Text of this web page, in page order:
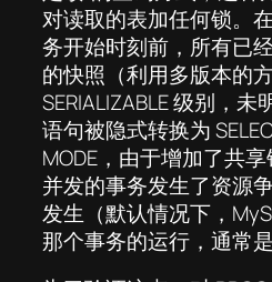
对读取的表加任何锁。
务开始时刻前，所有已
的快照（利用多版本的
SERIALIZABLE 级别，未
语句被隐式转换为
MODE，由于增加了共
并发的事务发生了资源
发生（默认情况下，
那个事务的运行，通常